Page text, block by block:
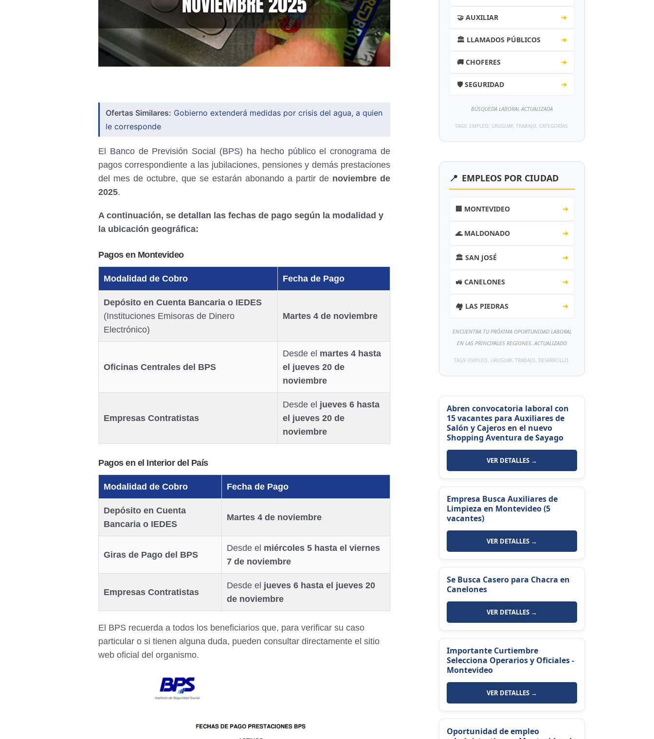
Ofertas Similares: Gobierno extenderá medidas por crisis del agua, a quien
le corresponde
El Banco de Previsión Social (BPS) ha hecho público el cronograma de
pagos correspondiente a las jubilaciones, pensiones y demás prestaciones
del mes de octubre, que se estarán abonando a partir de noviembre de
2025.
A continuación, se detallan las fechas de pago según la modalidad y
la ubicación geográfica:
Pagos en Montevideo
Modalidad de Cobro Fecha de Pago
Depósito en Cuenta Bancaria o IEDES
(Instituciones Emisoras de Dinero
Electrónico)
Martes 4 de noviembre
Oficinas Centrales del BPS
Desde el martes 4 hasta
el jueves 20 de
noviembre
Empresas Contratistas
Desde el jueves 6 hasta
el jueves 20 de
noviembre
Pagos en el Interior del País
Modalidad de Cobro Fecha de Pago
Depósito en Cuenta
Bancaria o IEDES
Martes 4 de noviembre
Giras de Pago del BPS
Desde el miércoles 5 hasta el viernes
7 de noviembre
Empresas Contratistas
Desde el jueves 6 hasta el jueves 20
de noviembre
El BPS recuerda a todos los beneficiarios que, para verificar su caso
particular o si tienen alguna duda, pueden consultar directamente el sitio
web oficial del organismo.
🤝 AUXILIAR ➔
🏛️ LLAMADOS PÚBLICOS ➔
🚚 CHOFERES ➔
🛡️ SEGURIDAD ➔
BÚSQUEDA LABORAL ACTUALIZADA
TAGS: EMPLEO, URUGUAY, TRABAJO, CATEGORÍAS.
📍 EMPLEOS POR CIUDAD
🏢 MONTEVIDEO ➔
🌊 MALDONADO ➔
🏛️ SAN JOSÉ ➔
🚜 CANELONES ➔
🏘️ LAS PIEDRAS ➔
ENCUENTRA TU PRÓXIMA OPORTUNIDAD LABORAL
EN LAS PRINCIPALES REGIONES. ACTUALIZADO
TAGS: EMPLEO, URUGUAY, TRABAJO, DESARROLLO.
Abren convocatoria laboral con
15 vacantes para Auxiliares de
Salón y Cajeros en el nuevo
Shopping Aventura de Sayago
VER DETALLES →
Empresa Busca Auxiliares de
Limpieza en Montevideo (5
vacantes)
VER DETALLES →
Se Busca Casero para Chacra en
Canelones
VER DETALLES →
Importante Curtiembre
Selecciona Operarios y Oficiales -
Montevideo
VER DETALLES →
Oportunidad de empleo